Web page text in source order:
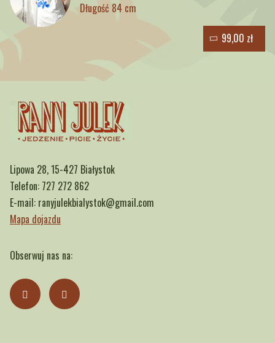
Długość 84 cm
Lipowa 28, 15-427 Białystok
Telefon: 727 272 862
E-mail: ranyjulekbialystok@gmail.com
Mapa dojazdu
Obserwuj nas na: